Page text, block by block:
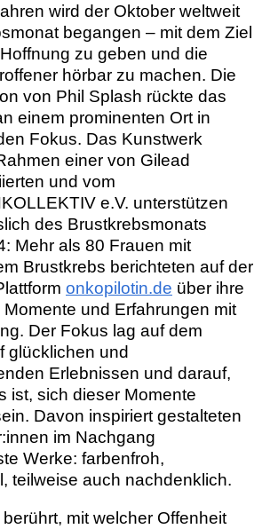
wird der Oktober weltweit
begangen – mit dem Ziel
zu geben und die
hörbar zu machen. Die
von Phil Splash rückte das
einem prominenten Ort in
Fokus. Das Kunstwerk
einer von Gilead
und vom
e.V. unterstützen
des Brustkrebsmonats
Mehr als 80 Frauen mit
Brustkrebs berichteten auf der
onkopilotin.de über ihre
und Erfahrungen mit
Der Fokus lag auf dem
glücklichen und
Erlebnissen und darauf,
ist, sich dieser Momente
Davon inspiriert gestalteten
im Nachgang
Werke: farbenfroh,
teilweise auch nachdenklich.
mit welcher Offenheit